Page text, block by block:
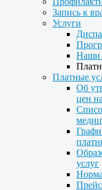
Запись к
Услуги
Наши
Платные
Об
цен
услуг